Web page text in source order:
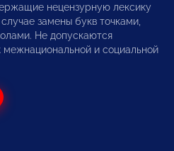
нецензурную лексику
замены букв точками,
Не допускаются
и социальной